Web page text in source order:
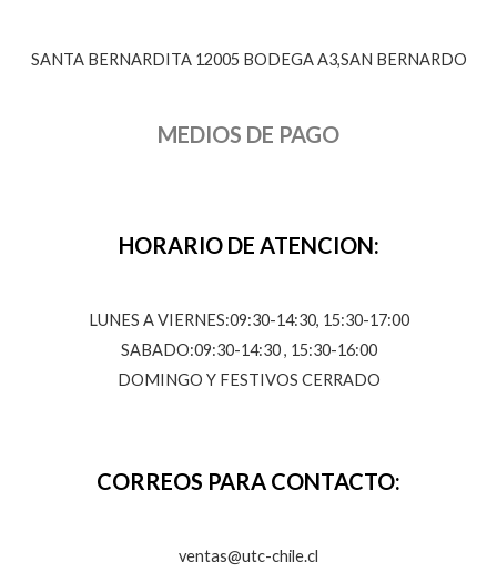
SANTA BERNARDITA 12005 BODEGA A3,SAN BERNARDO
MEDIOS DE PAGO
HORARIO DE ATENCION:
LUNES A VIERNES:09:30-14:30, 15:30-17:00
SABADO:09:30-14:30 , 15:30-16:00
DOMINGO Y FESTIVOS CERRADO
CORREOS PARA CONTACTO:
ventas@utc-chile.cl